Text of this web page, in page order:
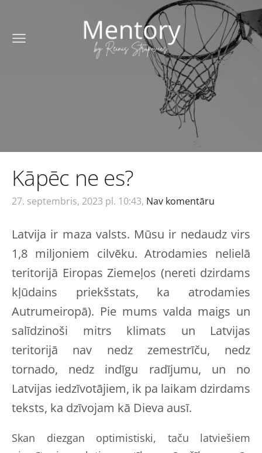
Kāpēc ne es?
27. septembris, 2023 pl. 10:43, Nav komentāru
Latvija ir maza valsts. Mūsu ir nedaudz virs
1,8 miljoniem cilvēku. Atrodamies nelielā
teritorijā Eiropas Ziemeļos (nereti dzirdams
kļūdains priekšstats, ka atrodamies
Autrumeiropā). Pie mums valda maigs un
salīdzinoši mitrs klimats un Latvijas
teritorijā nav nedz zemestrīču, nedz
tornado, nedz indīgu radījumu, un no
Latvijas iedzīvotājiem, ik pa laikam dzirdams
teksts, ka dzīvojam kā Dieva ausī.
Skan diezgan optimistiski, taču latviešiem